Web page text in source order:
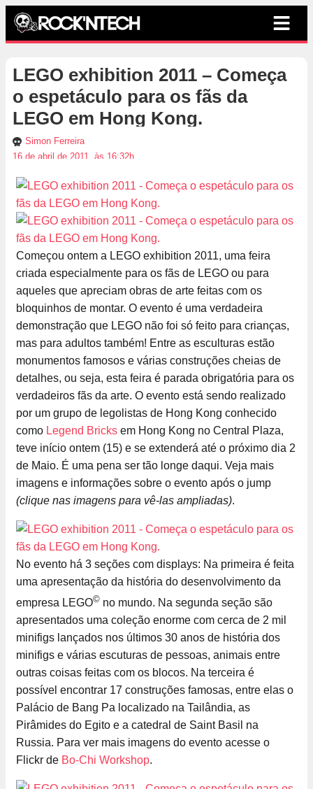
LEGO exhibition 2011 – Começa
o espetáculo para os fãs da
LEGO em Hong Kong.
Simon Ferreira
16 de abril de 2011, às 16:32h
Começou ontem a LEGO exhibition 2011, uma feira
criada especialmente para os fãs de LEGO ou para
aqueles que apreciam obras de arte feitas com os
bloquinhos de montar. O evento é uma verdadeira
demonstração que LEGO não foi só feito para crianças,
mas para adultos também! Entre as esculturas estão
monumentos famosos e várias construções cheias de
detalhes, ou seja, esta feira é parada obrigatória para os
verdadeiros fãs da arte. O evento está sendo realizado
por um grupo de legolistas de Hong Kong conhecido
como Legend Bricks em Hong Kong no Central Plaza,
teve início ontem (15) e se extenderá até o próximo dia 2
de Maio. É uma pena ser tão longe daqui. Veja mais
imagens e informações sobre o evento após o jump
(clique nas imagens para vê-las ampliadas).
No evento há 3 seções com displays: Na primeira é feita
uma apresentação da história do desenvolvimento da
empresa LEGO© no mundo. Na segunda seção são
apresentados uma coleção enorme com cerca de 2 mil
minifigs lançados nos últimos 30 anos de história dos
minifigs e várias escuturas de pessoas, animais entre
outras coisas feitas com os blocos. Na terceira é
possível encontrar 17 construções famosas, entre elas o
Palácio de Bang Pa localizado na Tailândia, as
Pirâmides do Egito e a catedral de Saint Basil na
Russia. Para ver mais imagens do evento acesse o
Flickr de Bo-Chi Workshop.